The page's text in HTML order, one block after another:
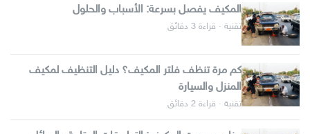
المكيف يفصل بسرعة: الأسباب والحلول
تقنية · قراءة 3 دقائق
كم مرة تنظف فلتر المكيف؟ دليل التنظيف لمكيف
المنزل والسيارة
تقنية · قراءة 2 دقائق